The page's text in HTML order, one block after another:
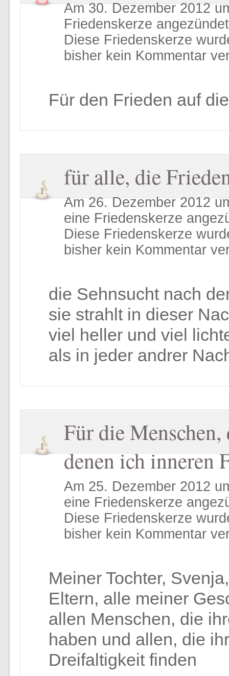
Am 30. Dezember 2012
Friedenskerze
Diese Friedenskerze
bisher kein Kommentar
Für den Frieden auf
für alle, die
Am 26. Dezember 2012
eine Friedenskerze
Diese Friedenskerze
bisher kein Kommentar
die Sehnsucht nach
sie strahlt in dieser
viel heller und viel
als in jeder andrer
Für die
denen ich inneren
Am 25. Dezember 2012
eine Friedenskerze
Diese Friedenskerze
bisher kein Kommentar
Meiner Tochter,
Eltern, alle meiner
allen Menschen, die
haben und allen, die
Dreifaltigkeit finden